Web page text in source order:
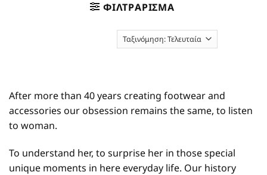
ΦΙΛΤΡΆΡΙΣΜΑ
After more than 40 years creating footwear and
accessories our obsession remains the same, to listen
to woman.
To understand her, to surprise her in those special
unique moments in here everyday life. Our history